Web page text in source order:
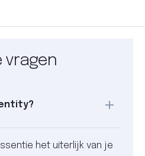
vragen
het uiterlijk van je